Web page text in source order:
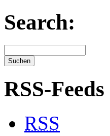
Search:
RSS-Feeds
RSS